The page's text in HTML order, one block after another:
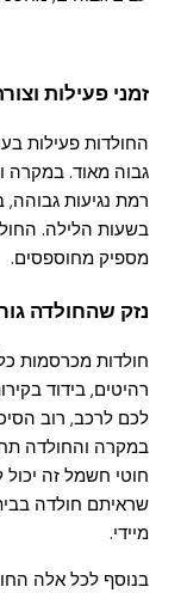
זמני פעילות
החולדות פעילות
גבוה מאוד. במקרה
רמת נגיעות
בשעות הלילה.
מספיק מחוספסים.
נזק שהחולדה
חולדות מכרסמות
רהיטים, בידוד
לכם לרכב, רוב
במקרה והחולדה
חוטי חשמל זה
שראיתם חולדה
מיידי.
בנוסף לכל אלה